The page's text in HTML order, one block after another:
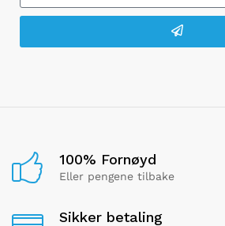
100% Fornøyd
Eller pengene tilbake
Sikker betaling